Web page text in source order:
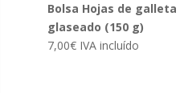
Bolsa Hojas de galleta
glaseado (150 g)
7,00€ IVA incluído